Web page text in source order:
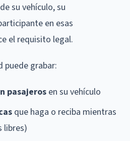
su vehículo, su
en esas
el requisito legal.
puede grabar:
pasajeros en su vehículo
que haga o reciba mientras
libres)